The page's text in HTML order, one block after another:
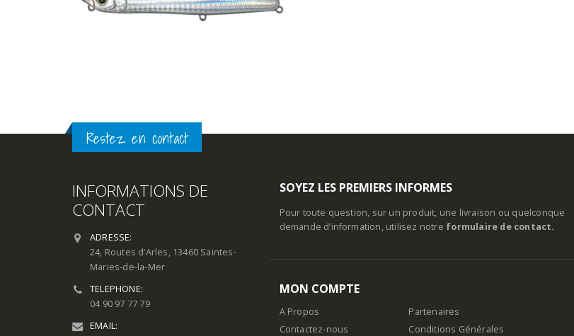
Restez en contact
INFORMATIONS DE
CONTACT
ADRESSE:
24, Routes d’Arles, 13460 Saintes-
Maries-de-la-Mer
TELEPHONE:
04 90 97 77 79
EMAIL:
SOYEZ LES PREMIERS INFORMES
Pour toute question, sur un produit, une livraison ou quelconque
demande d’information, utilisez notre formulaire de contact.
MON COMPTE
A Propos
Contactez-nous
Partenaires
Conditions Générales